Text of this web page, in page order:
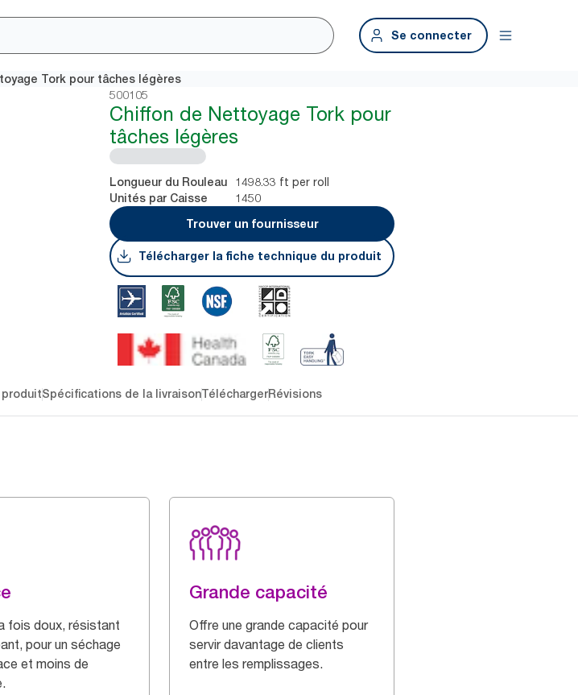
Se connecter
Tork pour tâches légères
500105
Chiffon de Nettoyage Tork pour
tâches légères
Longueur du Rouleau 1498.33 ft per roll
Unités par Caisse
1450
Trouver un fournisseur
Télécharger la fiche technique du produit
Spécifications de la livraisonTéléchargerRévisions
fois doux, résistant
pour un séchage
et moins de
Grande capacité
Offre une grande capacité pour
servir davantage de clients
entre les remplissages.